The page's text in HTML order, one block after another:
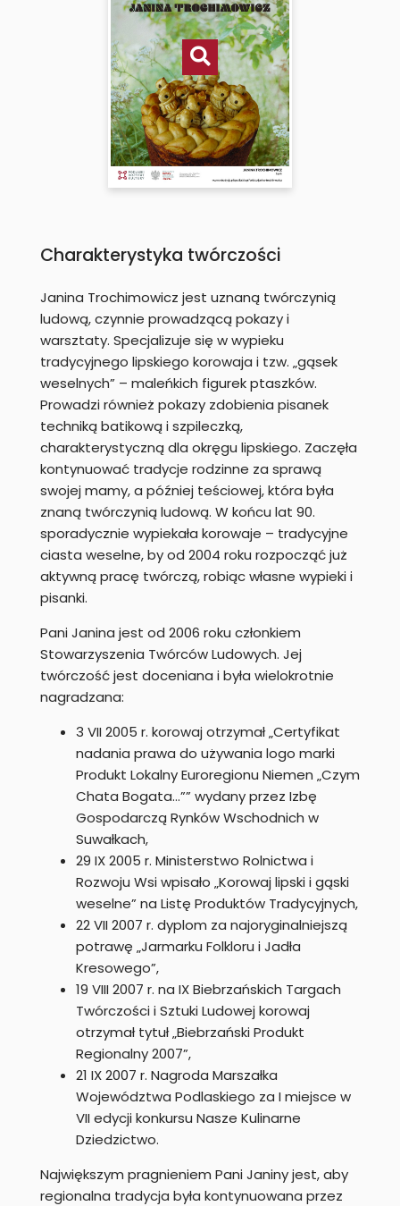
Charakterystyka twórczości
Janina Trochimowicz jest uznaną twórczynią
ludową, czynnie prowadzącą pokazy i
warsztaty. Specjalizuje się w wypieku
tradycyjnego lipskiego korowaja i tzw. „gąsek
weselnych” – maleńkich figurek ptaszków.
Prowadzi również pokazy zdobienia pisanek
techniką batikową i szpileczką,
charakterystyczną dla okręgu lipskiego. Zaczęła
kontynuować tradycje rodzinne za sprawą
swojej mamy, a później teściowej, która była
znaną twórczynią ludową. W końcu lat 90.
sporadycznie wypiekała korowaje – tradycyjne
ciasta weselne, by od 2004 roku rozpocząć już
aktywną pracę twórczą, robiąc własne wypieki i
pisanki.
Pani Janina jest od 2006 roku członkiem
Stowarzyszenia Twórców Ludowych. Jej
twórczość jest doceniana i była wielokrotnie
nagradzana:
3 VII 2005 r. korowaj otrzymał „Certyfikat
nadania prawa do używania logo marki
Produkt Lokalny Euroregionu Niemen „Czym
Chata Bogata…”” wydany przez Izbę
Gospodarczą Rynków Wschodnich w
Suwałkach,
29 IX 2005 r. Ministerstwo Rolnictwa i
Rozwoju Wsi wpisało „Korowaj lipski i gąski
weselne” na Listę Produktów Tradycyjnych,
22 VII 2007 r. dyplom za najoryginalniejszą
potrawę „Jarmarku Folkloru i Jadła
Kresowego”,
19 VIII 2007 r. na IX Biebrzańskich Targach
Twórczości i Sztuki Ludowej korowaj
otrzymał tytuł „Biebrzański Produkt
Regionalny 2007”,
21 IX 2007 r. Nagroda Marszałka
Województwa Podlaskiego za I miejsce w
VII edycji konkursu Nasze Kulinarne
Dziedzictwo.
Największym pragnieniem Pani Janiny jest, aby
regionalna tradycja była kontynuowana przez